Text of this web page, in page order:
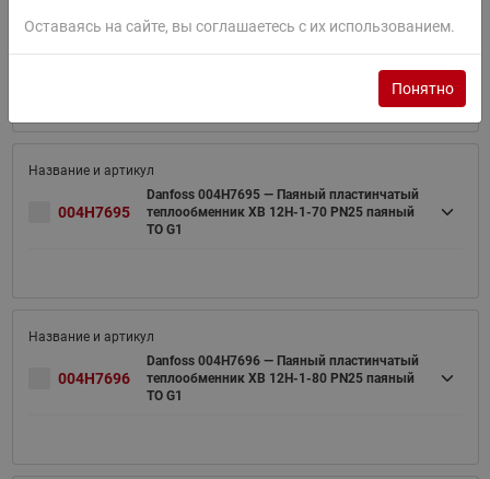
Danfoss 004H7694 — Паяный пластинчатый
004H7695
Danfoss 004H7695 — Паяный пластинчатый
теплообменник XB 12H-1-70 PN25 паяный
ТО G1
004H7696
Danfoss 004H7696 — Паяный пластинчатый
теплообменник XB 12H-1-80 PN25 паяный
ТО G1
Оставаясь на сайте, вы соглашаетесь с их использованием.
Понятно